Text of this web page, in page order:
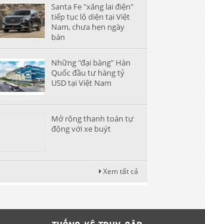
Santa Fe "xăng lai điện"
tiếp tục lộ diện tại Việt
Nam, chưa hẹn ngày
bán
Những "đại bàng" Hàn
Quốc đầu tư hàng tỷ
USD tại Việt Nam
Mở rộng thanh toán tự
động với xe buýt
Xem tất cả